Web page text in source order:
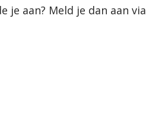
je aan? Meld je dan aan via